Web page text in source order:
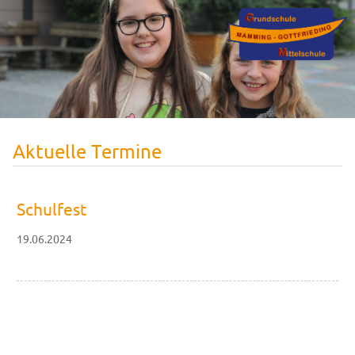
Aktuelle Termine
Schulfest
19.06.2024